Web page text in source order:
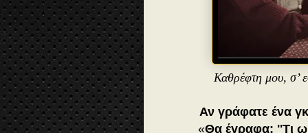
Καθρέφτη μου, σ’
Αν γράφατε ένα
«Θα έγραφα: ''Τι